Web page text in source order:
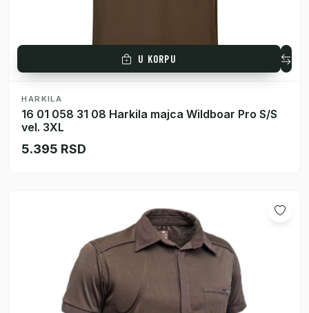
U KORPU
HARKILA
16 01 058 31 08 Harkila majca Wildboar Pro S/S
vel. 3XL
5.395 RSD